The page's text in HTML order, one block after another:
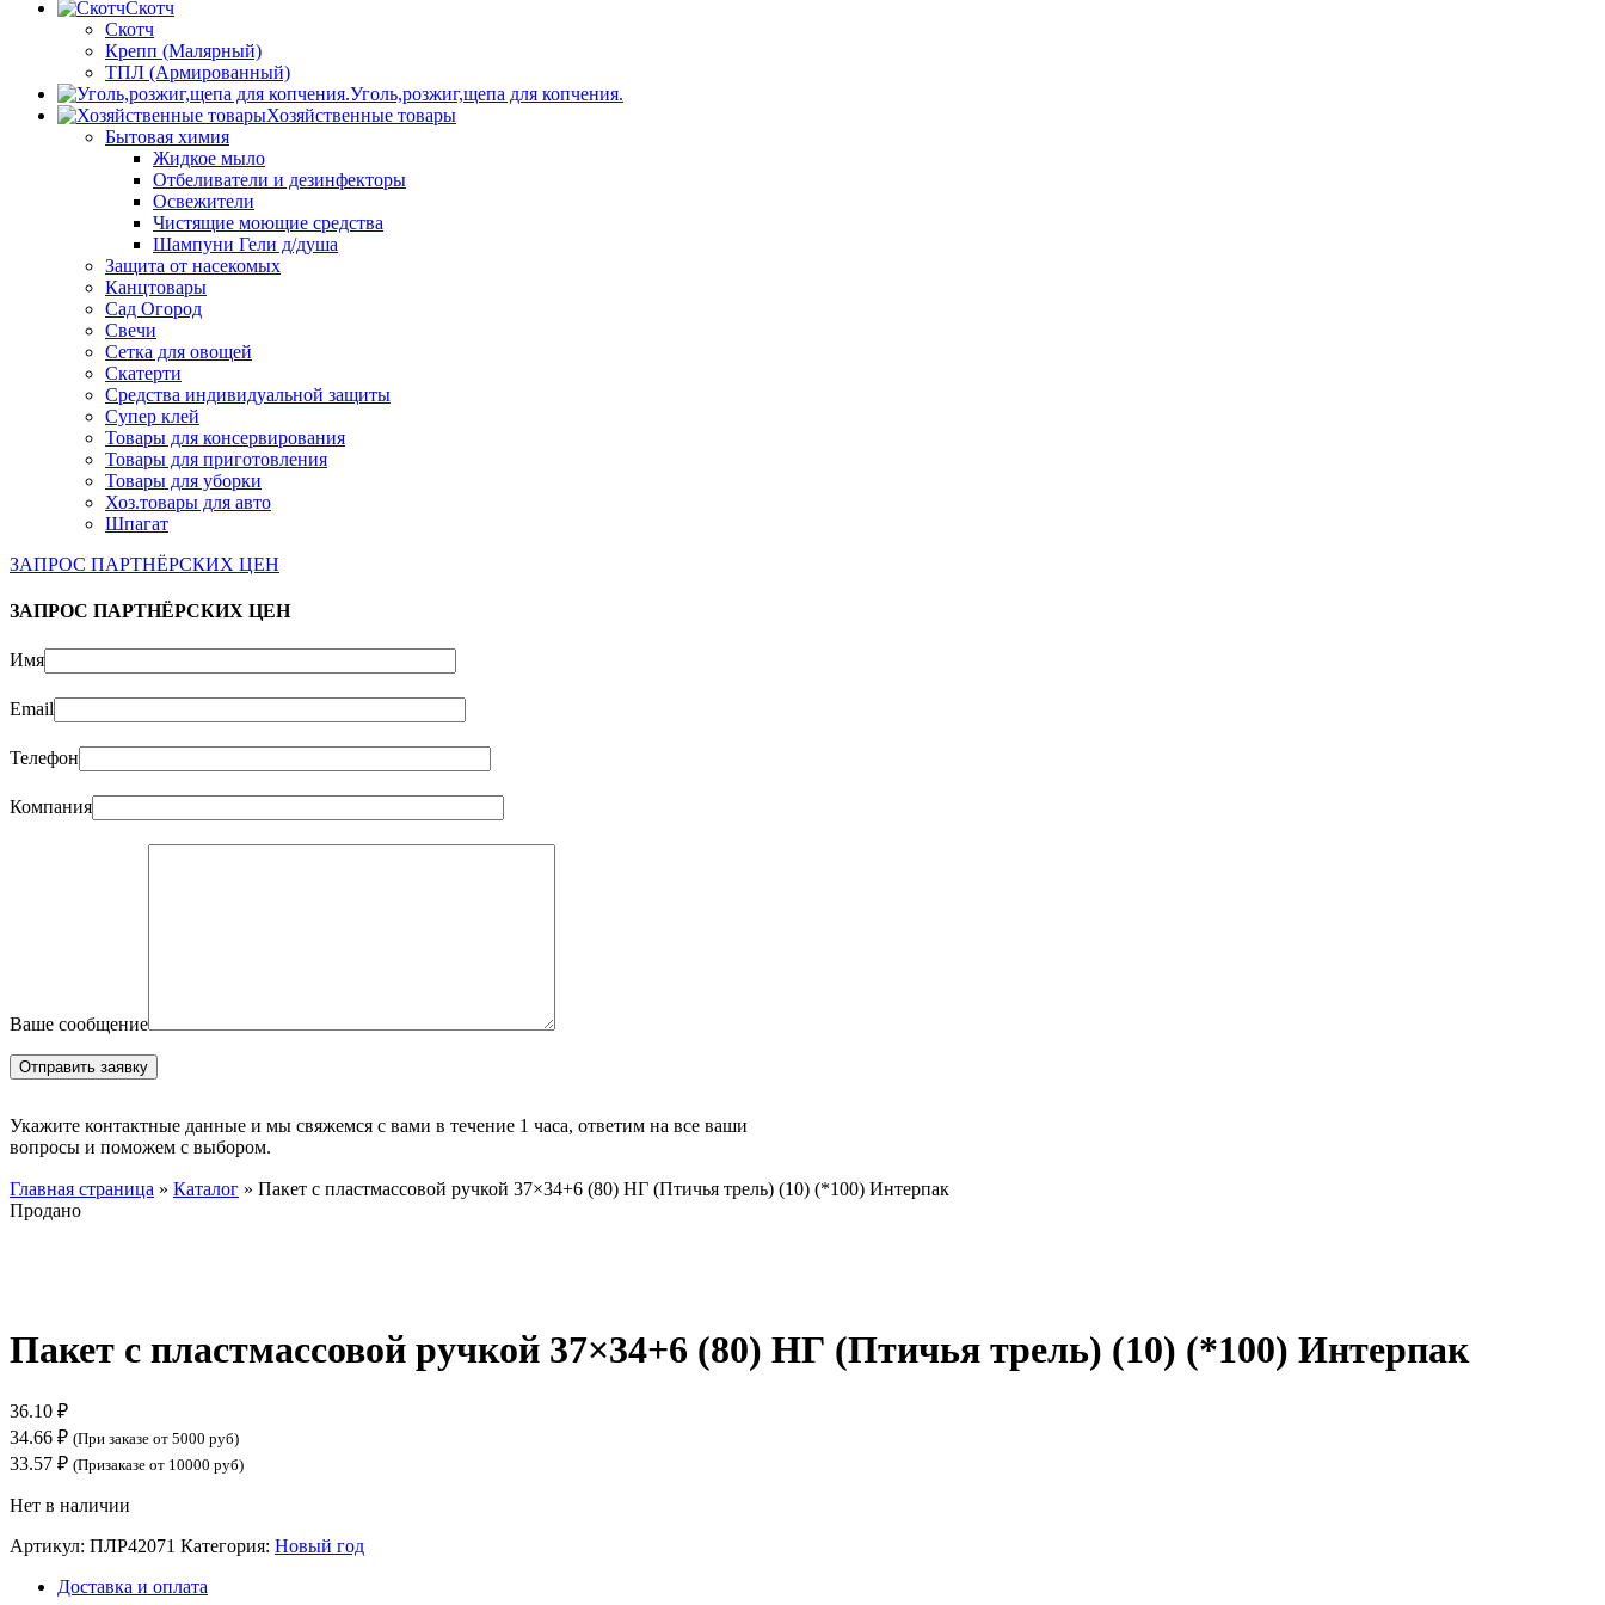
Скотч
Скотч
Крепп (Малярный)
ТПЛ (Армированный)
Уголь,розжиг,щепа для копчения.
Хозяйственные товары
Бытовая химия
Жидкое мыло
Отбеливатели и дезинфекторы
Освежители
Чистящие моющие средства
Шампуни Гели д/душа
Защита от насекомых
Канцтовары
Сад Огород
Свечи
Сетка для овощей
Скатерти
Средства индивидуальной защиты
Супер клей
Товары для консервирования
Товары для приготовления
Товары для уборки
Хоз.товары для авто
Шпагат
ЗАПРОС ПАРТНЁРСКИХ ЦЕН
ЗАПРОС ПАРТНЁРСКИХ ЦЕН
Имя
Email
Телефон
Компания
Ваше сообщение
Укажите контактные данные и мы свяжемся с вами в течение 1 часа, ответим на все ваши
вопросы и поможем с выбором.
Главная страница » Каталог » Пакет с пластмассовой ручкой 37×34+6 (80) НГ (Птичья трель) (10) (*100) Интерпак
Продано
Пакет с пластмассовой ручкой 37×34+6 (80) НГ (Птичья трель) (10) (*100) Интерпак
36.10 ₽
34.66 ₽ (При заказе от 5000 руб)
33.57 ₽ (Призаказе от 10000 руб)
Нет в наличии
Артикул: ПЛР42071 Категория: Новый год
Доставка и оплата